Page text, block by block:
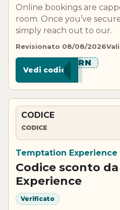
Online bookings are
room. Once you’ve
simply reach out to our.
Revisionato 08/08/2026
****ORN
Vedi codice
CODICE
CODICE
Temptation Experience
Codice sconto
Experience
Verificato